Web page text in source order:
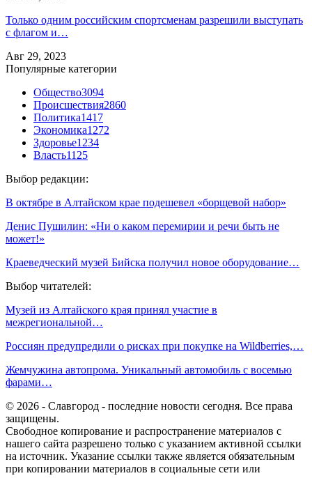
Только одним российским спортсменам разрешили выступать
с флагом и…
Авг 29, 2023
Популярные категории
Общество3094
Происшествия2860
Политика1417
Экономика1272
Здоровье1234
Власть1125
Выбор редакции:
В октябре в Алтайском крае подешевел «борщевой набор»
Денис Пушилин: «Ни о каком перемирии и речи быть не
может!»
Краеведческий музей Бийска получил новое оборудование…
Выбор читателей:
Музей из Алтайского края принял участие в
межрегиональной…
Россиян предупредили о рисках при покупке на Wildberries,…
Жемчужина автопрома. Уникальный автомобиль с восемью
фарами…
© 2026 - Славгород - последние новости сегодня. Все права
защищены.
Свободное копирование и распространение материалов с
нашего сайта разрешено только с указанием активной ссылки
на источник. Указание ссылки также является обязательным
при копировании материалов в социальные сети или